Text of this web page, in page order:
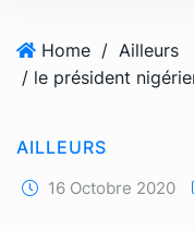
Home / Ailleurs
AILLEURS
16 Octobre 2020